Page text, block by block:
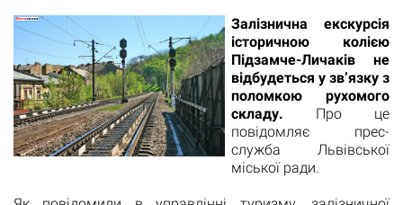
Залізнична екскурсія
історичною колією
Підзамче-Личаків не
відбудеться у зв’язку з
поломкою рухомого
складу. Про це
повідомляє прес-
служба Львівської
міської ради.